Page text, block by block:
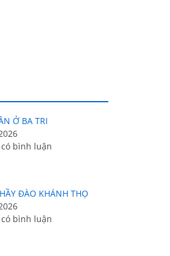
Ở BA TRI
bình luận
ĐÀO KHÁNH THỌ
bình luận